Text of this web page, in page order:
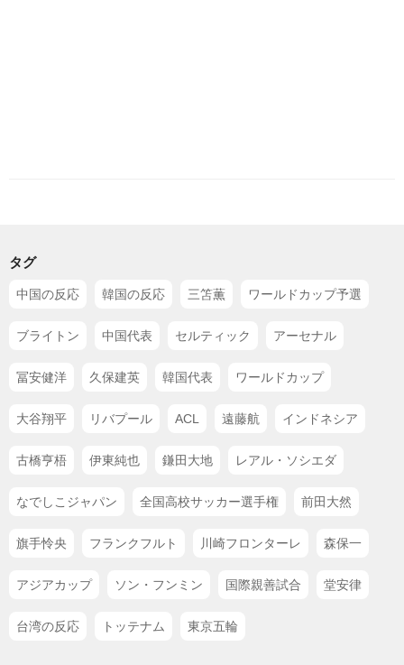
タグ
中国の反応 韓国の反応 三笘薫 ワールドカップ予選
ブライトン 中国代表 セルティック アーセナル
冨安健洋 久保建英 韓国代表 ワールドカップ
大谷翔平 リバプール ACL 遠藤航 インドネシア
古橋亨梧 伊東純也 鎌田大地 レアル・ソシエダ
なでしこジャパン 全国高校サッカー選手権 前田大然
旗手怜央 フランクフルト 川崎フロンターレ 森保一
アジアカップ ソン・フンミン 国際親善試合 堂安律
台湾の反応 トッテナム 東京五輪